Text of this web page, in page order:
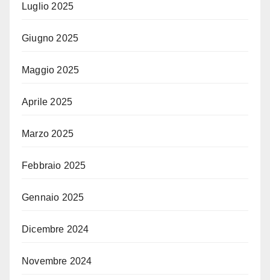
Luglio 2025
Giugno 2025
Maggio 2025
Aprile 2025
Marzo 2025
Febbraio 2025
Gennaio 2025
Dicembre 2024
Novembre 2024